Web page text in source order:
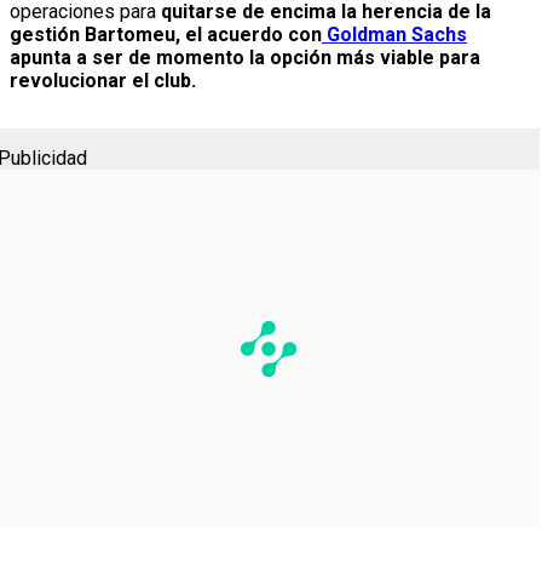
operaciones para quitarse de encima la herencia de la
gestión Bartomeu, el acuerdo con Goldman Sachs
apunta a ser de momento la opción más viable para
revolucionar el club.